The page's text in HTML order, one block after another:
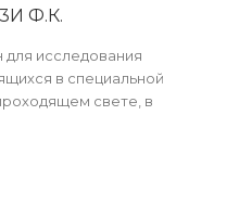
Ф.К.
исследования
в специальной
свете, в